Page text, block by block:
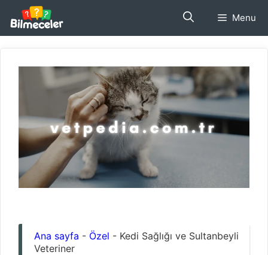
İçeriğe
atla
Menu
Ana sayfa - Özel - Kedi Sağlığı ve Sultanbeyli
Veteriner